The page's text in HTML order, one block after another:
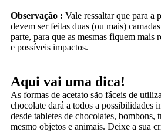
Observação : Vale ressaltar que para a
devem ser feitas duas (ou mais)
parte, para que as mesmas fiquem mais
e possíveis impactos.
Aqui vai uma dica!
As formas de acetato são fáceis de
chocolate dará a todos a possibilidades
desde tabletes de chocolates, bombons,
mesmo objetos e animais. Deixe a sua